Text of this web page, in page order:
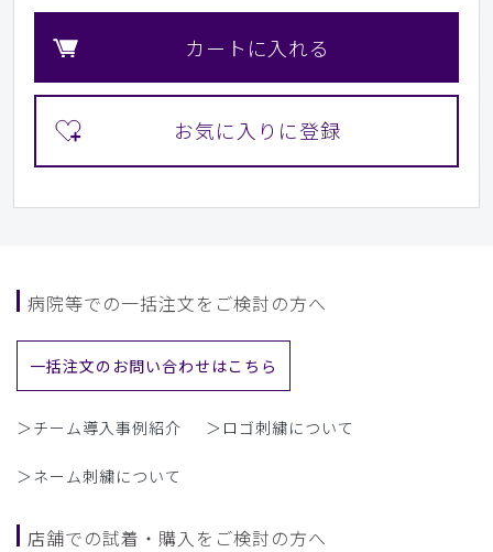
カートに入れる
病院等での一括注文をご検討の方へ
一括注文のお問い合わせはこちら
＞チーム導入事例紹介 ＞ロゴ刺繍について
＞ネーム刺繍について
店舗での試着・購入をご検討の方へ